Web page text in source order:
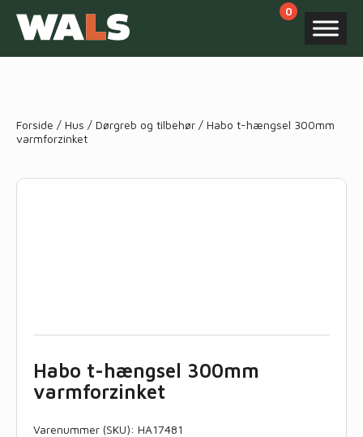
Forside / Hus / Dørgreb og tilbehør / Habo t-hængsel 300mm
varmforzinket
Habo t-hængsel 300mm
varmforzinket
Varenummer (SKU): HA17481